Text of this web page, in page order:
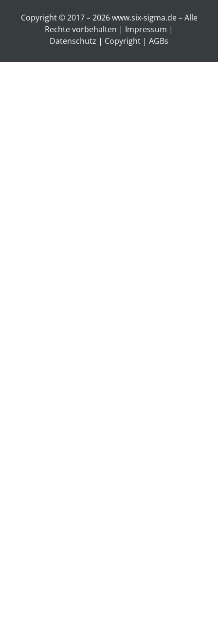
Copyright © 2017 – 2026 www.six-sigma.de – Alle
Rechte vorbehalten | Impressum |
Datenschutz | Copyright | AGBs